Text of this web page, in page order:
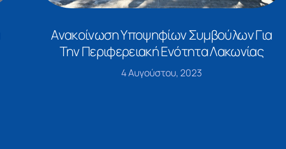
Ανακοίνωση Υποψηφίων Συμβούλων Για
Την Περιφερειακή Ενότητα Λακωνίας
4 Αυγούστου, 2023